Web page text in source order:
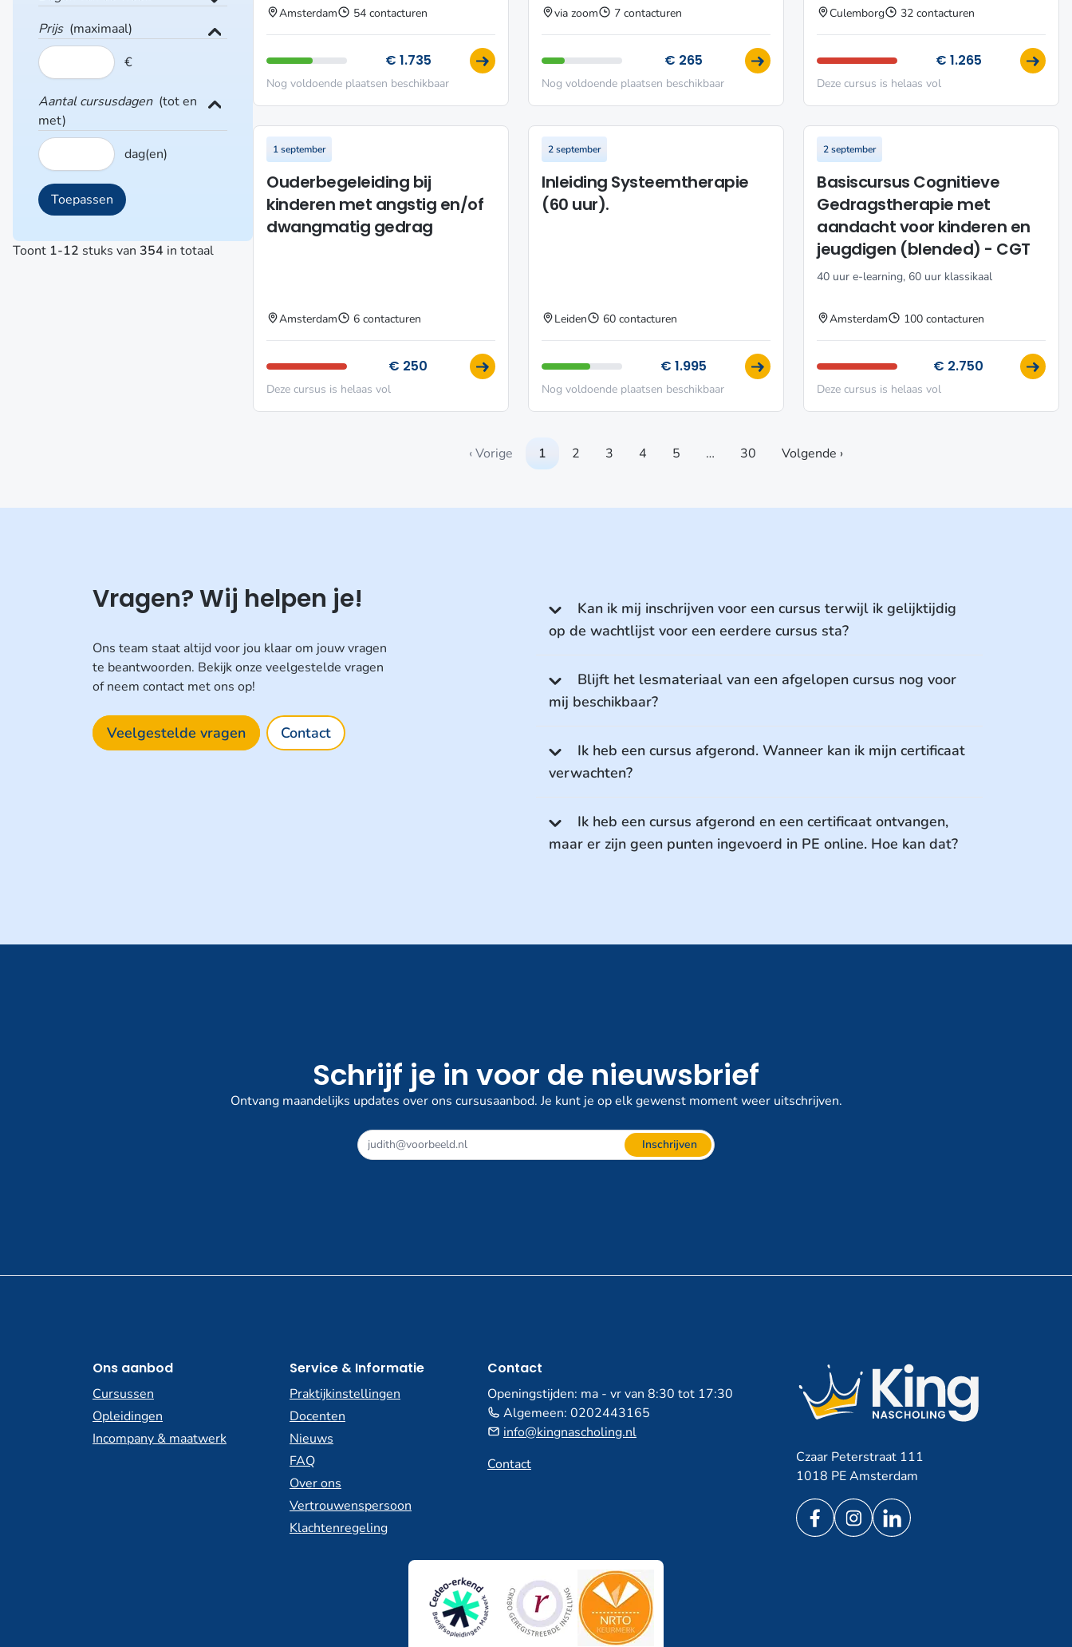
Prijs(maximaal)
€
Aantal cursusdagen(tot en
met)
dag(en)
Toont 1-12 stuks van 354 in totaal
Amsterdam 54 contacturen
€ 1.735
Nog voldoende plaatsen beschikbaar
via zoom 7 contacturen
€ 265
Nog voldoende plaatsen beschikbaar
Culemborg 32 contacturen
€ 1.265
Deze cursus is helaas vol
1 september
Ouderbegeleiding bij
kinderen met angstig en/of
dwangmatig gedrag
Amsterdam 6 contacturen
€ 250
Deze cursus is helaas vol
2 september
Inleiding Systeemtherapie
(60 uur).
Leiden 60 contacturen
€ 1.995
Nog voldoende plaatsen beschikbaar
2 september
Basiscursus Cognitieve
Gedragstherapie met
aandacht voor kinderen en
jeugdigen (blended) - CGT
40 uur e-learning, 60 uur klassikaal
Amsterdam 100 contacturen
€ 2.750
Deze cursus is helaas vol
‹ Vorige 1 2 3 4 5 … 30 Volgende ›
Vragen? Wij helpen je!
Ons team staat altijd voor jou klaar om jouw vragen
te beantwoorden. Bekijk onze veelgestelde vragen
of neem contact met ons op!
Veelgestelde vragen Contact
Kan ik mij inschrijven voor een cursus terwijl ik gelijktijdig
op de wachtlijst voor een eerdere cursus sta?
Blijft het lesmateriaal van een afgelopen cursus nog voor
mij beschikbaar?
Ik heb een cursus afgerond. Wanneer kan ik mijn certificaat
verwachten?
Ik heb een cursus afgerond en een certificaat ontvangen,
maar er zijn geen punten ingevoerd in PE online. Hoe kan dat?
Schrijf je in voor de nieuwsbrief
Ontvang maandelijks updates over ons cursusaanbod. Je kunt je op elk gewenst moment weer uitschrijven.
Inschrijven
Ons aanbod
Cursussen
Opleidingen
Incompany & maatwerk
Service & Informatie
Praktijkinstellingen
Docenten
Nieuws
FAQ
Over ons
Vertrouwenspersoon
Klachtenregeling
Contact
Openingstijden: ma - vr van 8:30 tot 17:30
Algemeen: 0202443165
info@kingnascholing.nl
Contact
Czaar Peterstraat 111
1018 PE Amsterdam